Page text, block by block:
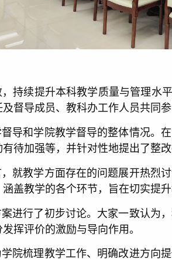
持续提升本科教学质量与管理水
督导成员、教科办工作人员共同参
导和学院教学督导的整体情况。
待加强等，并针对性地提出了整
就教学方面存在的问题展开热
盖教学的各个环节，旨在切实提
进行了初步讨论。大家一致认为
挥评价的激励与导向作用。
院梳理教学工作、明确改进方向